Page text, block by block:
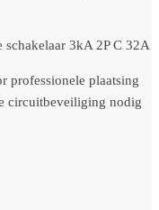
schakelaar 3kA 2P C 32A
professionele plaatsing
circuitbeveiliging nodig